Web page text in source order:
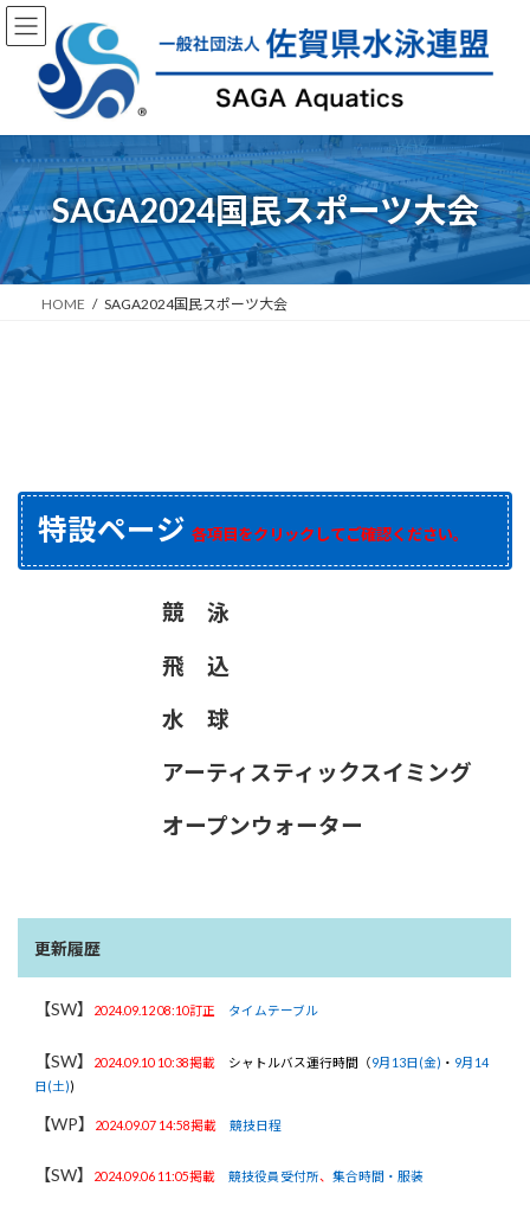
コ
ン
ッ
プ
ナ
ビ
移
動
SAGA2024国民スポーツ大会
HOME SAGA2024国民スポーツ大会
特設ページ各項目をクリックしてご確認ください。
競 泳
飛 込
水 球
アーティスティックスイミング
オープンウォーター
更新履歴
【SW】 2024.09.12 08:10訂正 タイムテーブル
【SW】 2024.09.10 10:38掲載 シャトルバス運行時間（9月13日(金) ・ 9月14
日(土))
【WP】 2024.09.07 14:58掲載 競技日程
【SW】 2024.09.06 11:05掲載 競技役員受付所、 集合時間・服装